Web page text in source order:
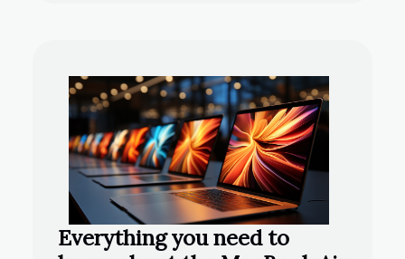
Everything you need to